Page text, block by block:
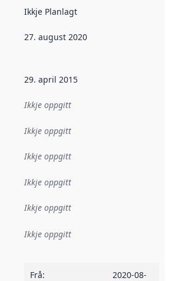
:
Ikkje Planlagt
Denne datoen seier når dataa i dette
27. august 2020
29. april 2015
Ikkje oppgitt
Ikkje oppgitt
Ikkje oppgitt
Ikkje oppgitt
Ikkje oppgitt
Ikkje oppgitt
Frå:
2020-08-